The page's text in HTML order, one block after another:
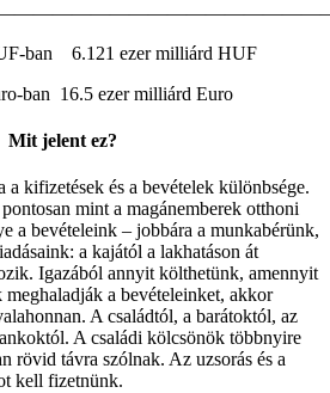
ban 6.121 ezer milliárd HUF
ban 16.5 ezer milliárd Euro
Mit jelent ez?
kifizetések és a bevételek különbsége.
mint a magánemberek otthoni
a bevételeink – jobbára a munkabérünk,
a kajától a lakhatáson át
Igazából annyit költhetünk, amennyit
a bevételeinket, akkor
A családtól, a barátoktól, az
A családi kölcsönök többnyire
rövid távra szólnak. Az uzsorás és a
kell fizetnünk.